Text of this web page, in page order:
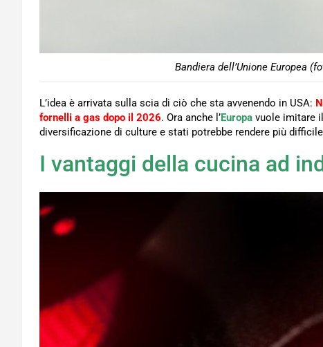
Bandiera dell’Unione Europea
L’idea è arrivata sulla scia di ciò che sta avvenendo in USA:
fornelli a gas dopo il 2026. Ora anche l’Europa vuole imitare
diversificazione di culture e stati potrebbe rendere più
I vantaggi della cucina ad